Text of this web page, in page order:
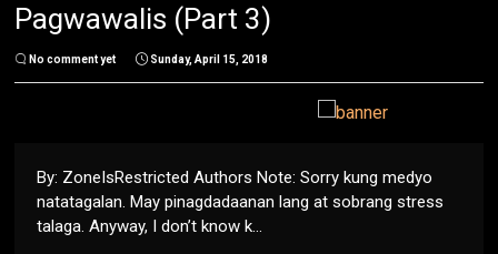
Pagwawalis (Part 3)
No comment yet Sunday, April 15, 2018
By: ZoneIsRestricted Authors Note: Sorry kung medyo
natatagalan. May pinagdadaanan lang at sobrang stress
talaga. Anyway, I don’t know k...